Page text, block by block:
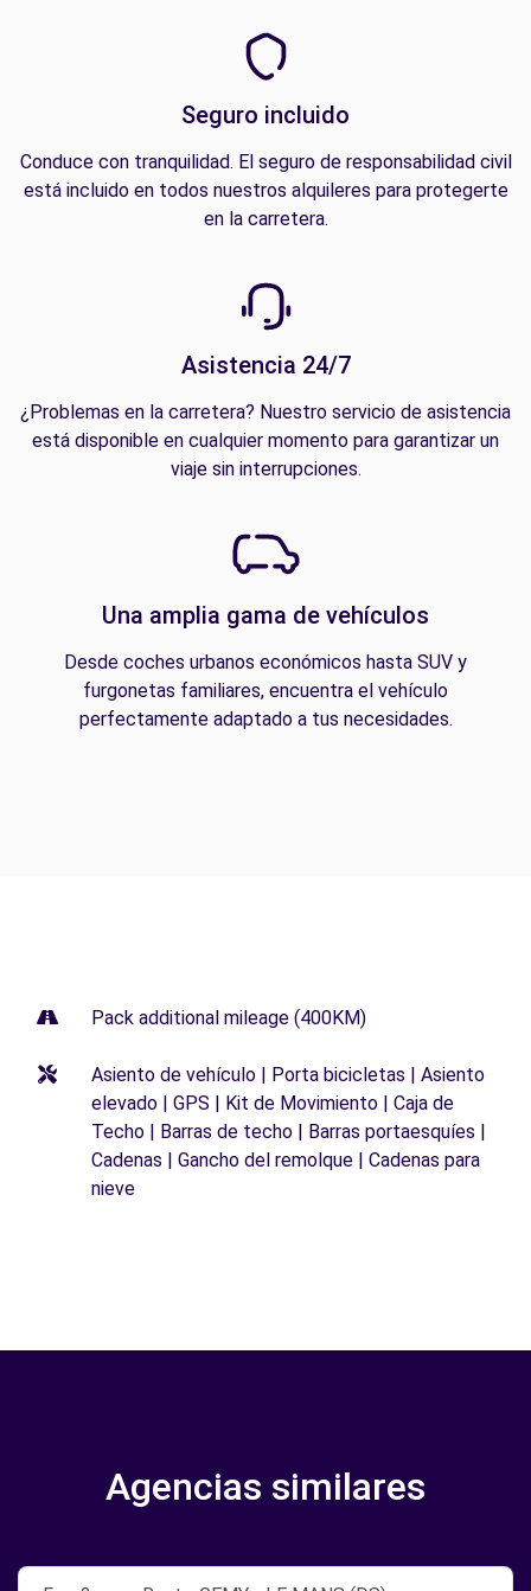
Seguro incluido
Conduce con tranquilidad. El seguro de responsabilidad civil
está incluido en todos nuestros alquileres para protegerte
en la carretera.
Asistencia 24/7
¿Problemas en la carretera? Nuestro servicio de asistencia
está disponible en cualquier momento para garantizar un
viaje sin interrupciones.
Una amplia gama de vehículos
Desde coches urbanos económicos hasta SUV y
furgonetas familiares, encuentra el vehículo
perfectamente adaptado a tus necesidades.
Pack additional mileage (400KM)
Asiento de vehículo | Porta bicicletas | Asiento
elevado | GPS | Kit de Movimiento | Caja de
Techo | Barras de techo | Barras portaesquíes |
Cadenas | Gancho del remolque | Cadenas para
nieve
Agencias similares